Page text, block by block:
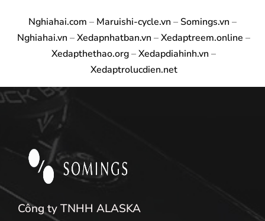
Nghiahai.com – Maruishi-cycle.vn – Somings.vn –
Nghiahai.vn –Xedapnhatban.vn –Xedaptreem.online –
Xedapthethao.org–Xedapdiahinh.vn –
Xedaptrolucdien.net
Công ty TNHH ALASKA